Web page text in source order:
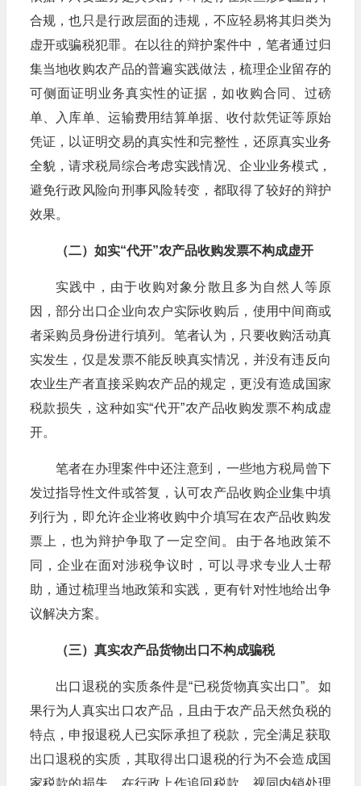
合规，也只是行政层面的违规，不应轻易将其归类为
虚开或骗税犯罪。在以往的辩护案件中，笔者通过归
集当地收购农产品的普遍实践做法，梳理企业留存的
可侧面证明业务真实性的证据，如收购合同、过磅
单、入库单、运输费用结算单据、收付款凭证等原始
凭证，以证明交易的真实性和完整性，还原真实业务
全貌，请求税局综合考虑实践情况、企业业务模式，
避免行政风险向刑事风险转变，都取得了较好的辩护
效果。
（二）如实“代开”农产品收购发票不构成虚开
实践中，由于收购对象分散且多为自然人等原
因，部分出口企业向农户实际收购后，使用中间商或
者采购员身份进行填列。笔者认为，只要收购活动真
实发生，仅是发票不能反映真实情况，并没有违反向
农业生产者直接采购农产品的规定，更没有造成国家
税款损失，这种如实“代开”农产品收购发票不构成虚
开。
笔者在办理案件中还注意到，一些地方税局曾下
发过指导性文件或答复，认可农产品收购企业集中填
列行为，即允许企业将收购中介填写在农产品收购发
票上，也为辩护争取了一定空间。由于各地政策不
同，企业在面对涉税争议时，可以寻求专业人士帮
助，通过梳理当地政策和实践，更有针对性地给出争
议解决方案。
（三）真实农产品货物出口不构成骗税
出口退税的实质条件是“已税货物真实出口”。如
果行为人真实出口农产品，且由于农产品天然负税的
特点，申报退税人已实际承担了税款，完全满足获取
出口退税的实质，其取得出口退税的行为不会造成国
家税款的损失，在行政上作追回税款、视同内销处理